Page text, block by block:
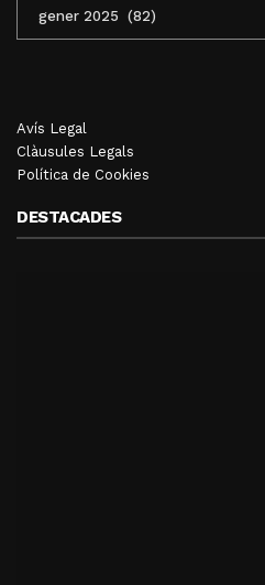
MENSUALS
Avís Legal
Clàusules Legals
Política de Cookies
DESTACADES